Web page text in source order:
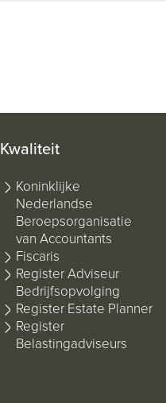
Kwaliteit
Koninklijke
Nederlandse
Beroepsorganisatie
van Accountants
Fiscaris
Register Adviseur
Bedrijfsopvolging
Register Estate Planner
Register
Belastingadviseurs